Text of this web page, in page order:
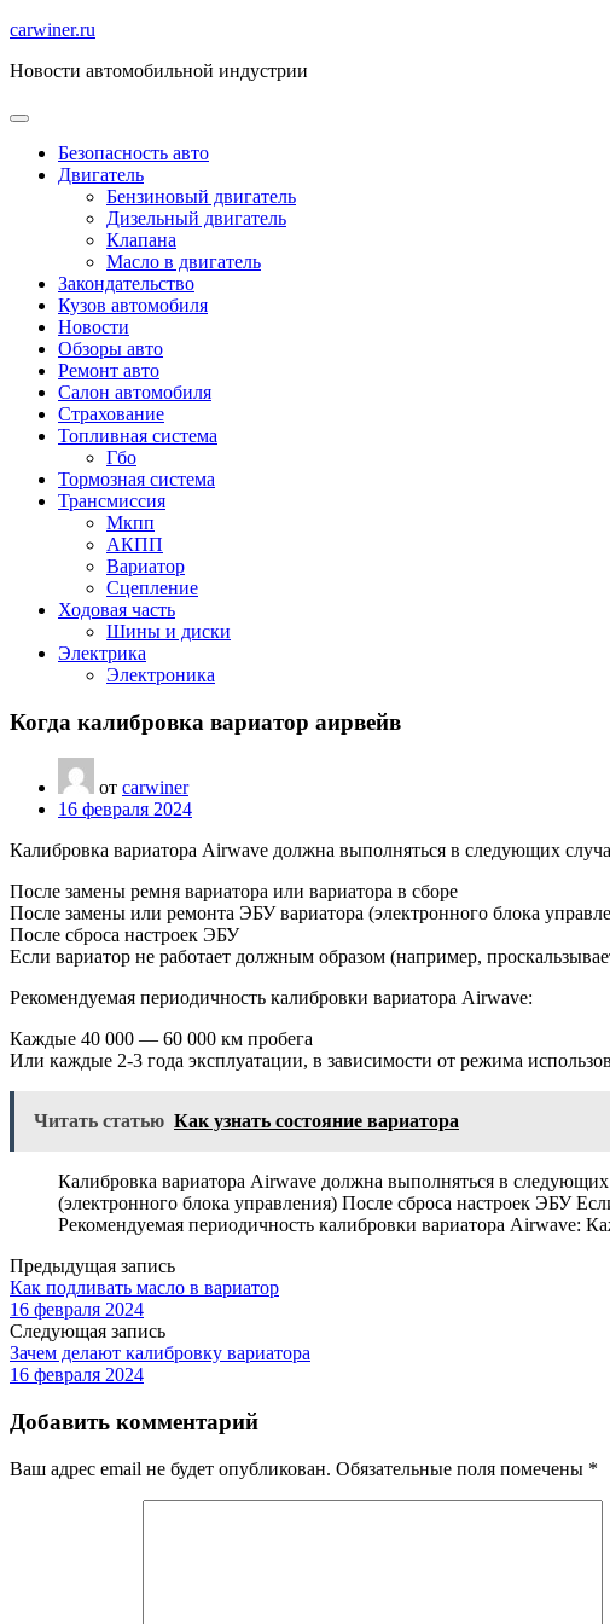
Перейти
содержимому
carwiner.ru
Новости автомобильной индустрии
Безопасность авто
Двигатель
Бензиновый двигатель
Дизельный двигатель
Клапана
Масло в двигатель
Закондательство
Кузов автомобиля
Новости
Обзоры авто
Ремонт авто
Салон автомобиля
Страхование
Топливная система
Гбо
Тормозная система
Трансмиссия
Мкпп
АКПП
Вариатор
Сцепление
Ходовая часть
Шины и диски
Электрика
Электроника
Когда калибровка вариатор аирвейв
от carwiner
16 февраля 2024
Калибровка вариатора Airwave должна выполняться в следующих
После замены ремня вариатора или вариатора в сборе
После замены или ремонта ЭБУ вариатора (электронного блока
После сброса настроек ЭБУ
Если вариатор не работает должным образом (например,
Рекомендуемая периодичность калибровки вариатора Airwave:
Каждые 40 000 — 60 000 км пробега
Или каждые 2-3 года эксплуатации, в зависимости от режима
Читать статью Как узнать состояние вариатора
Калибровка вариатора Airwave должна выполняться в
(электронного блока управления) После сброса настроек ЭБУ
Рекомендуемая периодичность калибровки вариатора Airwave:
Предыдущая запись
Как подливать масло в вариатор
16 февраля 2024
Следующая запись
Зачем делают калибровку вариатора
16 февраля 2024
Добавить комментарий
Ваш адрес email не будет опубликован. Обязательные поля помечены *